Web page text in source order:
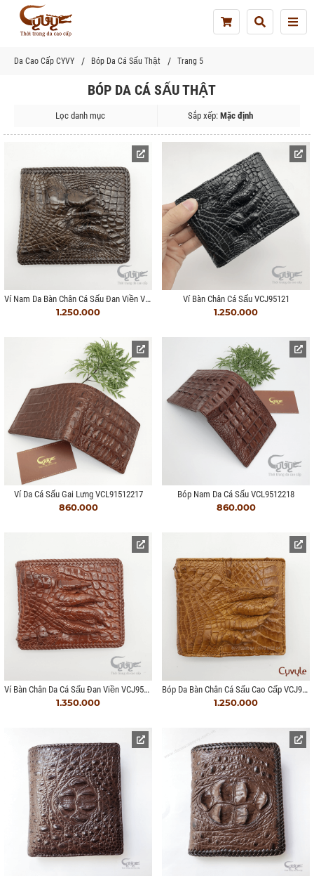
Da Cao Cấp CYVY Bóp Da Cá Sấu Thật Trang 5
BÓP DA CÁ SẤU THẬT
Lọc danh mục Sắp xếp:Mặc định
Ví Nam Da Bàn Chân Cá Sấu Đan Viền VCJ952HM
1.250.000
Ví Bàn Chân Cá Sấu VCJ95121
1.250.000
Ví Da Cá Sấu Gai Lưng VCL91512217
860.000
Bóp Nam Da Cá Sấu VCL9512218
860.000
Ví Bàn Chân Da Cá Sấu Đan Viền VCJ9512HM
1.350.000
Bóp Da Bàn Chân Cá Sấu Cao Cấp VCJ95124
1.250.000